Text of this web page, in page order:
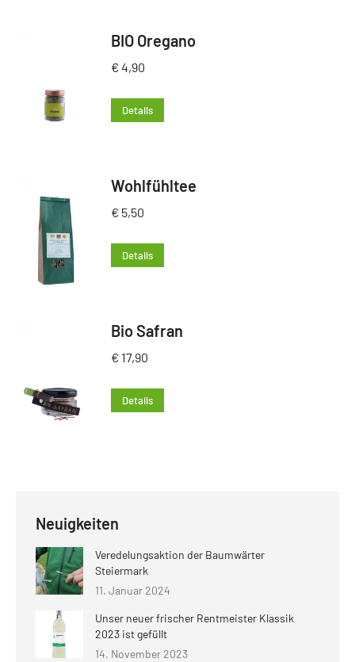
BIO Oregano
€ 4,90
Details
Wohlfühltee
€ 5,50
Details
Bio Safran
€ 17,90
Details
Neuigkeiten
Veredelungsaktion der Baumwärter
Steiermark
11. Januar 2024
Unser neuer frischer Rentmeister Klassik
2023 ist gefüllt
14. November 2023